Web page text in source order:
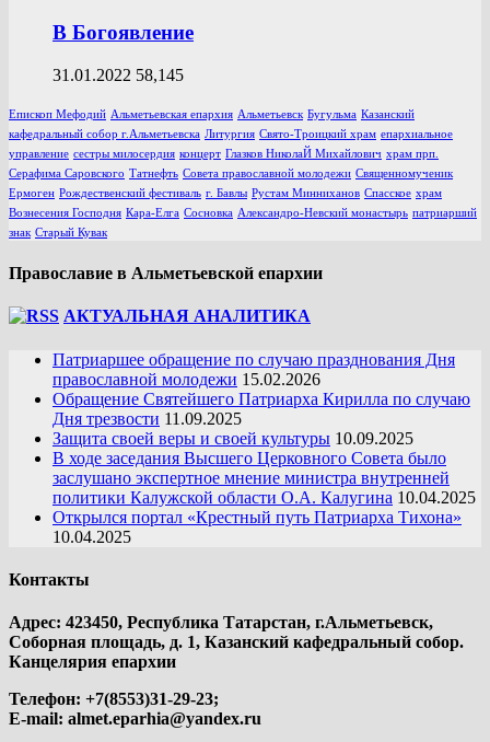
В Богоявление
31.01.2022 58,145
Епископ Мефодий Альметьевская епархия Альметьевск Бугульма Казанский
кафедральный собор г.Альметьевска Литургия Свято-Троицкий храм епархиальное
управление сестры милосердия концерт Глазков НиколаЙ Михайлович храм прп.
Серафима Саровского Татнефть Совета православной молодежи Священномученик
Ермоген Рождественский фестиваль г. Бавлы Рустам Минниханов Спасское храм
Вознесения Господня Кара-Елга Сосновка Александро-Невский монастырь патриарший
знак Старый Кувак
Православие в Альметьевской епархии
АКТУАЛЬНАЯ АНАЛИТИКА
Патриаршее обращение по случаю празднования Дня
православной молодежи 15.02.2026
Обращение Святейшего Патриарха Кирилла по случаю
Дня трезвости 11.09.2025
Защита своей веры и своей культуры 10.09.2025
В ходе заседания Высшего Церковного Совета было
заслушано экспертное мнение министра внутренней
политики Калужской области О.А. Калугина 10.04.2025
Открылся портал «Крестный путь Патриарха Тихона»
10.04.2025
Контакты
Адрес: 423450, Республика Татарстан, г.Альметьевск,
Соборная площадь, д. 1, Казанский кафедральный собор.
Канцелярия епархии
Телефон: +7(8553)31-29-23;
E-mail: almet.eparhia@yandex.ru